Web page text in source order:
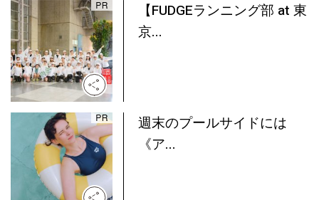
【FUDGEランニング部 at 東
京...
週末のプールサイドには
《ア...